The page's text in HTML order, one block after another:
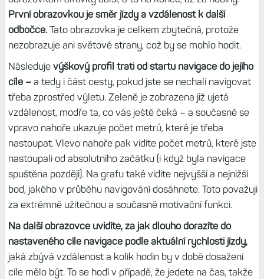
První obrazovkou je směr jízdy a vzdálenost k další
odbočce.Tato obrazovka je celkem zbytečná, protože
nezobrazuje ani světové strany, což by se mohlo hodit.
Následuje výškový profil trati od startu navigace do jejího
cíle –a tedy i část cesty, pokud jste se nechali navigovat
třeba zprostřed výletu. Zeleně je zobrazena již ujetá
vzdálenost, modře ta, co vás ještě čeká – a současně se
vpravo nahoře ukazuje počet metrů, které je třeba
nastoupat. Vlevo nahoře pak vidíte počet metrů, které jste
nastoupali od absolutního začátku (i když byla navigace
spuštěna později). Na grafu také vidíte nejvyšší a nejnižší
bod, jakého v průběhu navigování dosáhnete. Toto považuji
za extrémně užitečnou a současně motivační funkci.
Na další obrazovce uvidíte, za jak dlouho dorazíte do
nastaveného cíle navigace podle aktuální rychlosti jízdy,
jaká zbývá vzdálenost a kolik hodin by v době dosažení
cíle mělo být. To se hodí v případě, že jedete na čas, takže